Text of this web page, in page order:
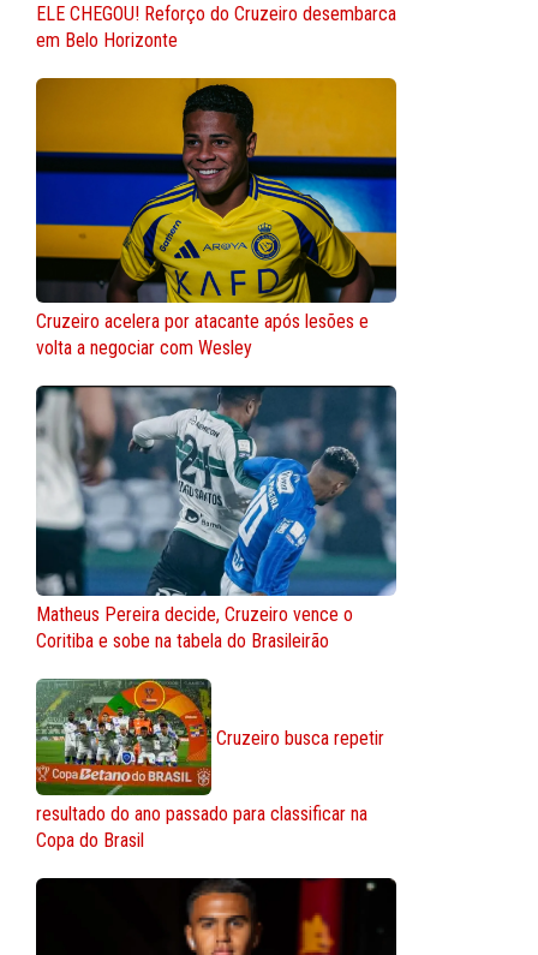
ELE CHEGOU! Reforço do Cruzeiro desembarca
em Belo Horizonte
Cruzeiro acelera por atacante após lesões e
volta a negociar com Wesley
Matheus Pereira decide, Cruzeiro vence o
Coritiba e sobe na tabela do Brasileirão
Cruzeiro busca repetir
resultado do ano passado para classificar na
Copa do Brasil